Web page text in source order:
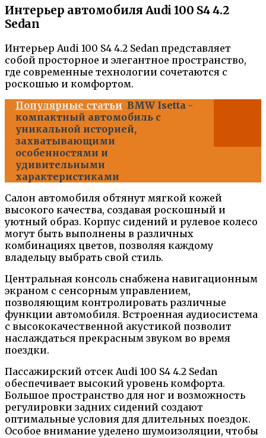
Интерьер автомобиля Audi 100 S4 4.2
Sedan
Интерьер Audi 100 S4 4.2 Sedan представляет
собой просторное и элегантное пространство,
где современные технологии сочетаются с
роскошью и комфортом.
Популярные статьи BMW Isetta -
компактный автомобиль с
уникальной историей,
захватывающими
особенностями и
удивительными
характеристиками
Салон автомобиля обтянут мягкой кожей
высокого качества, создавая роскошный и
уютный образ. Корпус сидений и рулевое колесо
могут быть выполнены в различных
комбинациях цветов, позволяя каждому
владельцу выбрать свой стиль.
Центральная консоль снабжена навигационным
экраном с сенсорным управлением,
позволяющим контролировать различные
функции автомобиля. Встроенная аудиосистема
с высококачественной акустикой позволит
наслаждаться прекрасным звуком во время
поездки.
Пассажирский отсек Audi 100 S4 4.2 Sedan
обеспечивает высокий уровень комфорта.
Большое пространство для ног и возможность
регулировки задних сидений создают
оптимальные условия для длительных поездок.
Особое внимание уделено шумоизоляции, чтобы